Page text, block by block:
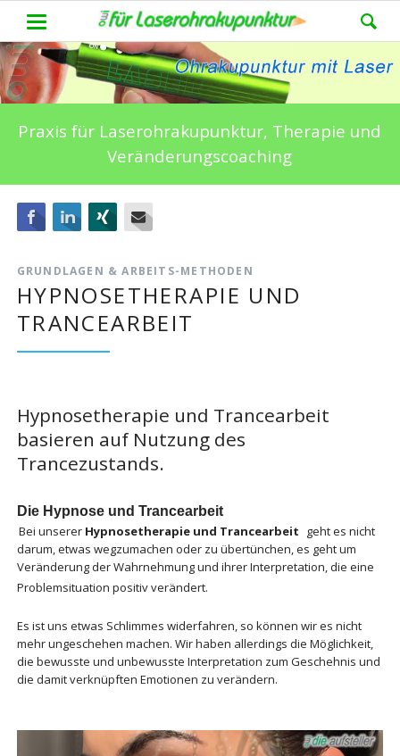
Praxis für Laserohrakupunktur, Therapie und
Veränderungscoaching
FacebookLinkedIn Xing
GRUNDLAGEN & ARBEITS-METHODEN
HYPNOSETHERAPIE UND
TRANCEARBEIT
Hypnosetherapie und Trancearbeit
basieren auf Nutzung des
Trancezustands.
Die Hypnose und Trancearbeit
Bei unserer Hypnosetherapie und Trancearbeit geht es nicht
darum, etwas wegzumachen oder zu übertünchen, es geht um
Veränderung der Wahrnehmung und ihrer Interpretation, die eine
Problemsituation positiv verändert.
Es ist uns etwas Schlimmes widerfahren, so können wir es nicht
mehr ungeschehen machen. Wir haben allerdings die Möglichkeit,
die bewusste und unbewusste Interpretation zum Geschehnis und
die damit verknüpften Emotionen zu verändern.